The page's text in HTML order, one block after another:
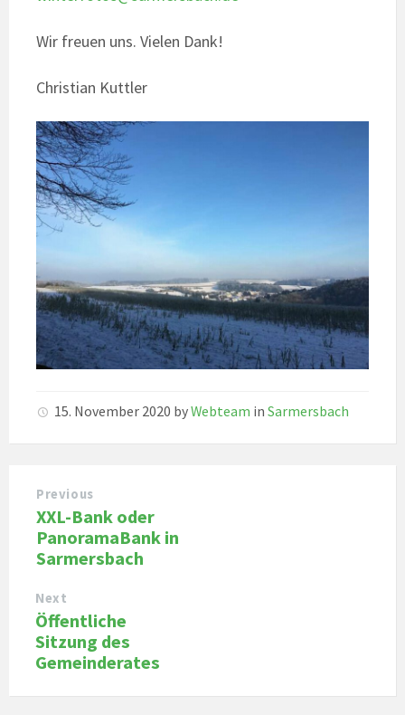
Wir freuen uns. Vielen Dank!
Christian Kuttler
15. November 2020 byWebteam in Sarmersbach
Previous
XXL-Bank oder
PanoramaBank in
Sarmersbach
Next
Öffentliche
Sitzung des
Gemeinderates